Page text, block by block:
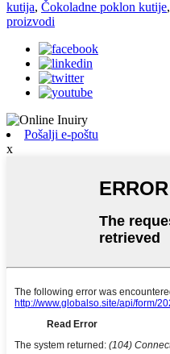
kutija, Čokoladne poklon kutije,
proizvodi
Pošalji e-poštu
x